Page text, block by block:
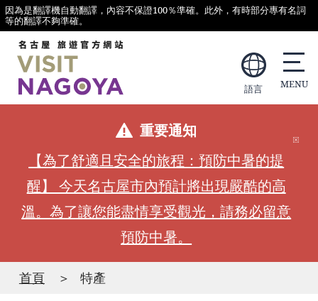
因為是翻譯機自動翻譯，內容不保證100％準確。此外，有時部分專有名詞
等的翻譯不夠準確。
語言
重要通知
【為了舒適且安全的旅程：預防中暑的提
醒】 今天名古屋市內預計將出現嚴酷的高
溫。為了讓您能盡情享受觀光，請務必留意
預防中暑。
首頁 特產